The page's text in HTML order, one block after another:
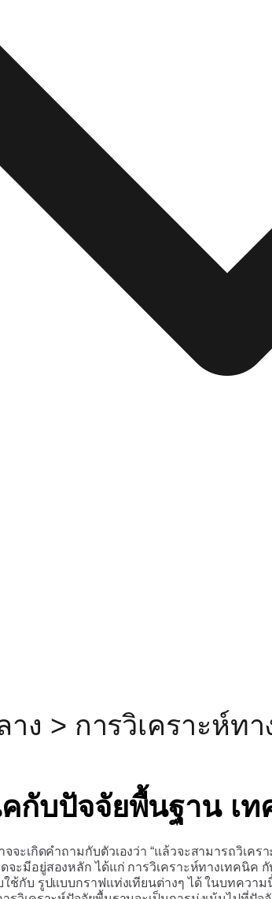
าง > การวิเคราะห์ท
คกับปัจจัยพื้นฐาน เ
ะเกิดคำถามกับตัวเองว่า “แล้วจะสามารถวิเค
จะมีอยู่สองหลัก ได้แก่ การวิเคราะห์ทางเทคนิค
กับ รูปแบบกราฟแท่งเทียนต่างๆ ได้ ในบทควา